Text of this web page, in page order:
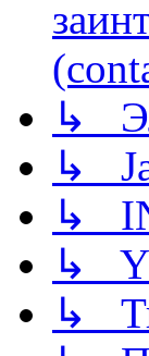
↳
↳
↳
↳
↳